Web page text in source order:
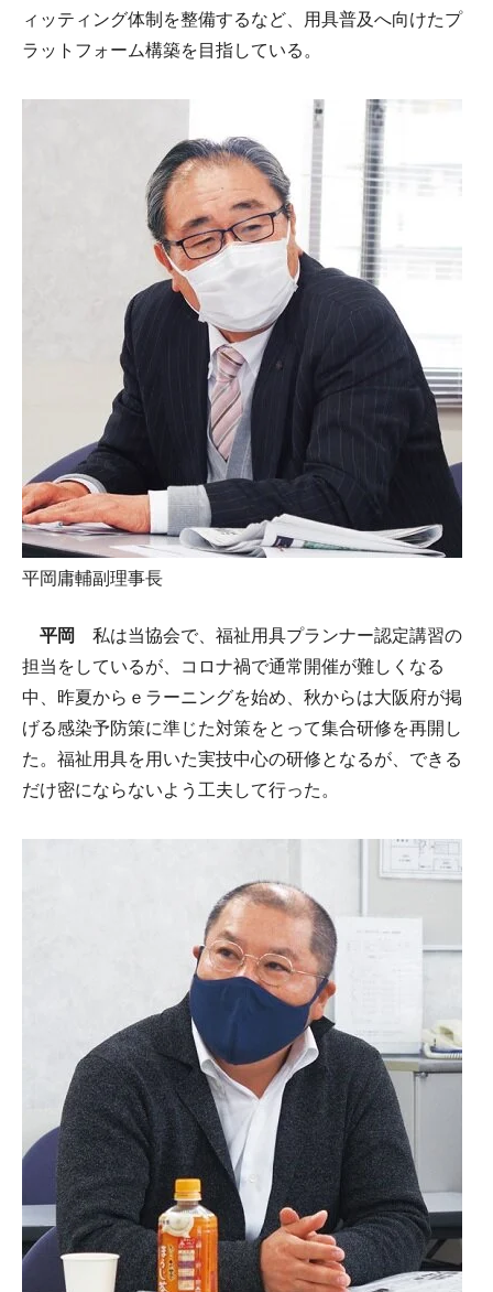
ィッティング体制を整備するなど、用具普及へ向けたプ
ラットフォーム構築を目指している。
平岡庸輔副理事長
平岡
私は当協会で、福祉用具プランナー認定講習の
担当をしているが、コロナ禍で通常開催が難しくなる
中、昨夏からｅラーニングを始め、秋からは大阪府が掲
げる感染予防策に準じた対策をとって集合研修を再開し
た。福祉用具を用いた実技中心の研修となるが、できる
だけ密にならないよう工夫して行った。